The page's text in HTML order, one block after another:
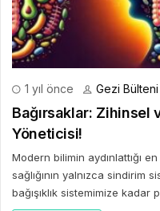
1 yıl önce Gezi Bülteni
Bağırsaklar: Zihinsel
Yöneticisi!
Modern bilimin aydınlattığı
sağlığının yalnızca sindirim
bağışıklık sistemimize kadar